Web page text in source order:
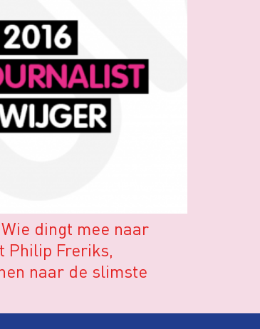
dingt mee naar
Philip Freriks,
naar de slimste